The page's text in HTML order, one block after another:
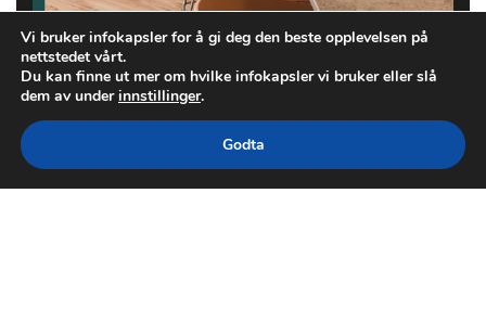
Vi bruker infokapsler for å gi deg den beste opplevelsen på
nettstedet vårt.
Du kan finne ut mer om hvilke infokapsler vi bruker eller slå
dem av underinnstillinger.
Godta